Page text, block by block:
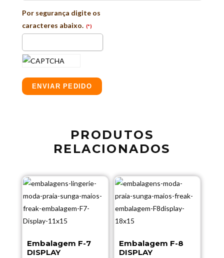
Por segurança digite os
caracteres abaixo. (*)
ENVIAR PEDIDO
PRODUTOS
RELACIONADOS
Embalagem F-7
DISPLAY
Embalagem F-8
DISPLAY